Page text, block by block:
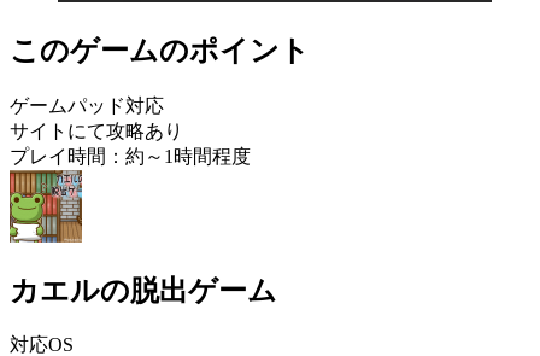
このゲームのポイント
ゲームパッド対応
サイトにて攻略あり
プレイ時間：約～1時間程度
カエルの脱出ゲーム
対応OS